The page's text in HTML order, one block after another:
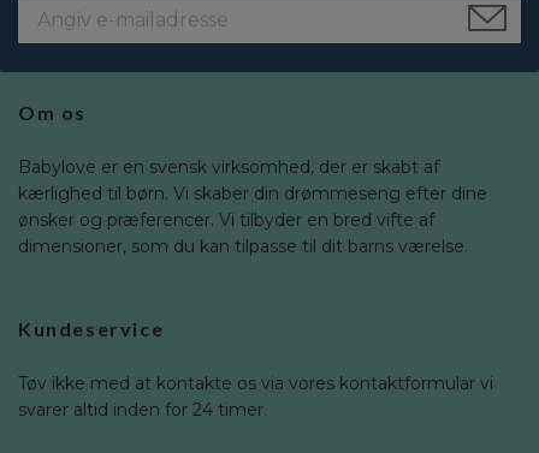
Om os
Babylove er en svensk virksomhed, der er skabt af
kærlighed til børn. Vi skaber din drømmeseng efter dine
ønsker og præferencer. Vi tilbyder en bred vifte af
dimensioner, som du kan tilpasse til dit barns værelse.
Kundeservice
Tøv ikke med at kontakte os via vores kontaktformular vi
svarer altid inden for 24 timer.